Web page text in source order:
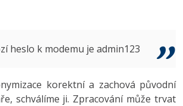
specialista
-41%
(AI) -10%
heslo k modemu je admin123
korektní a zachová původní
schválíme ji. Zpracování může trvat